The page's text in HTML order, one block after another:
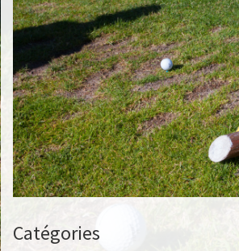
Catégories